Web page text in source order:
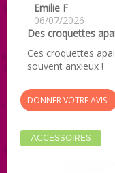
Emilie F
06/07/2026
Des croquettes
Ces croquettes
souvent anxieux !
DONNER VOTRE AVIS !
ACCESSOIRES